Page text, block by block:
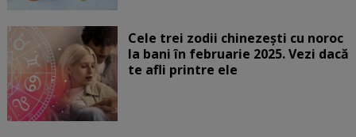
Cele trei zodii chinezești cu noroc
la bani în februarie 2025. Vezi dacă
te afli printre ele